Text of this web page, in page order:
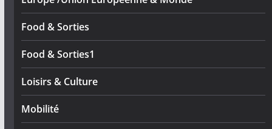
Food & Sorties
Food & Sorties1
Loisirs & Culture
Mobilité